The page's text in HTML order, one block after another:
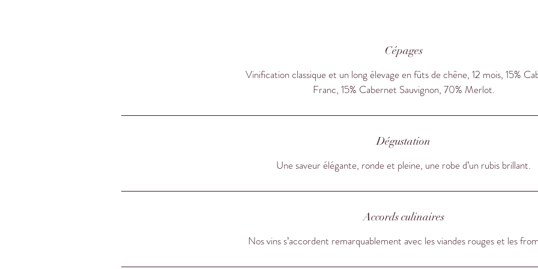
Château Chatain 2015 s’accorde remarquablement bien avec les viandes
aussi accompagner parfaitement vos viandes blanches et volailles; ou
encore être servi sur un dessert de fruits rouges ou au chocolat.
Cépages
Vinification classique et un long élevage en fûts de chêne, 12 mois, 15%
Franc, 15% Cabernet Sauvignon, 70% Merlot.
Dégustation
Une saveur élégante, ronde et pleine, une robe d’un rubis brillant.
Accords culinaires
Nos vins s’accordent remarquablement avec les viandes rouges et les